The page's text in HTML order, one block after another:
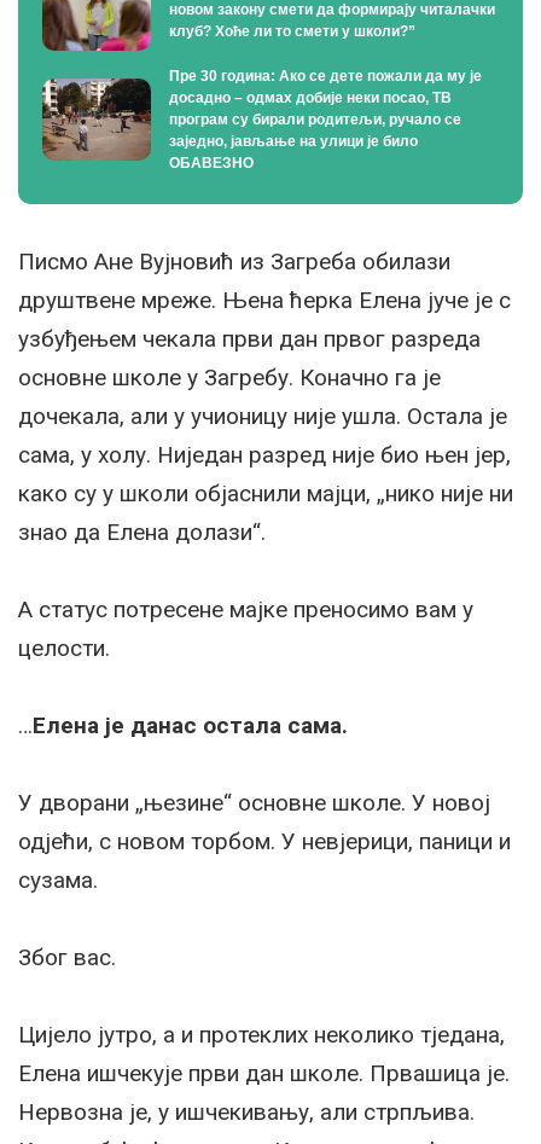
новом закону смети да формирају читалачки
клуб? Хоће ли то смети у школи?”
Пре 30 година: Ако се дете пожали да му је
досадно – одмах добије неки посао, ТВ
програм су бирали родитељи, ручало се
заједно, јављање на улици је било
ОБАВЕЗНО
Писмо Ане Вујновић из Загреба обилази
друштвене мреже. Њена ћерка Елена јуче је с
узбуђењем чекала први дан првог разреда
основне школе у Загребу. Коначно га је
дочекала, али у учионицу није ушла. Остала је
сама, у холу. Ниједан разред није био њен јер,
како су у школи објаснили мајци, „нико није ни
знао да Елена долази“.
А статус потресене мајке преносимо вам у
целости.
…Елена је данас остала сама.
У дворани „њезине“ основне школе. У новој
одјећи, с новом торбом. У невјерици, паници и
сузама.
Због вас.
Цијело јутро, а и протеклих неколико тједана,
Елена ишчекује први дан школе. Првашица је.
Нервозна је, у ишчекивању, али стрпљива.